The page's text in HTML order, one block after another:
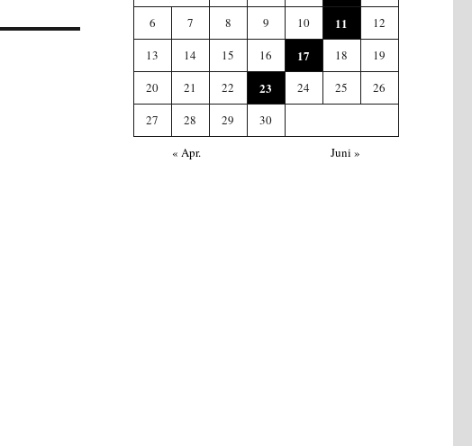
6
7 8 9 10 11
12
13
14 15 16 17 18
19
20
21 22 23 24 25
26
27
28 29
30
« Apr.
Juni »